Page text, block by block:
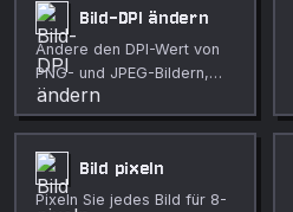
Bild-DPI ändern
Ändere den DPI-Wert von
PNG- und JPEG-Bildern,
indem du Metadaten
aktualisierst oder auf eine
umrechnest.Bild pixeln
Pixeln Sie jedes Bild für 8-